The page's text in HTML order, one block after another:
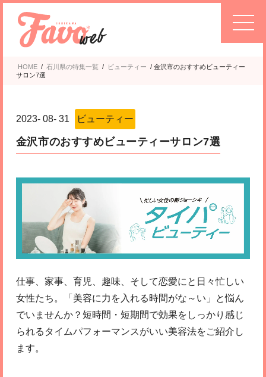
HOME / 石川県の特集一覧 / ビューティー / 金沢市のおすすめビューティー
サロン7選
2023- 08- 31 ビューティー
金沢市のおすすめビューティーサロン7選
仕事、家事、育児、趣味、そして恋愛にと日々忙しい
女性たち。「美容に力を入れる時間がな～い」と悩ん
でいませんか？短時間・短期間で効果をしっかり感じ
られるタイムパフォーマンスがいい美容法をご紹介し
ます。